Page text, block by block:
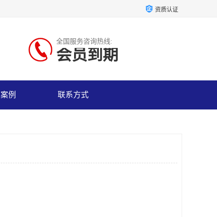
资质认证
全国服务咨询热线:
会员到期
例 联系方式